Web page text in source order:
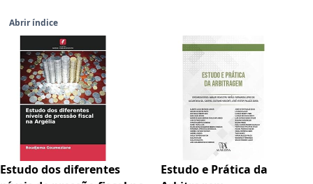
Abrir índice
Estudo dos diferentes
Estudo e Prática da